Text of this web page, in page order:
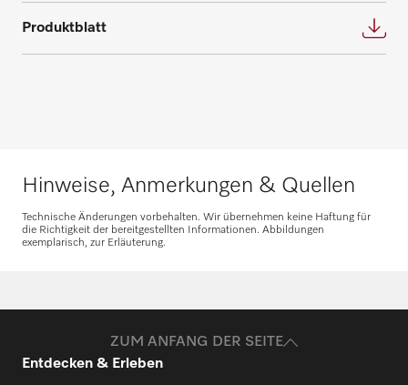
Fordern Sie Ihren persönlichen
Beratungstermin für eine individuelle
Planung an.
Ersatzteile anfragen
Bedarf und beantworten gerne weitere
Produktblatt
Hinweise, Anmerkungen & Quellen
Technische Änderungen vorbehalten. Wir übernehmen keine Haftung für
die Richtigkeit der bereitgestellten Informationen. Abbildungen
exemplarisch, zur Erläuterung.
ZUM ANFANG DER SEITE
Entdecken & Erleben